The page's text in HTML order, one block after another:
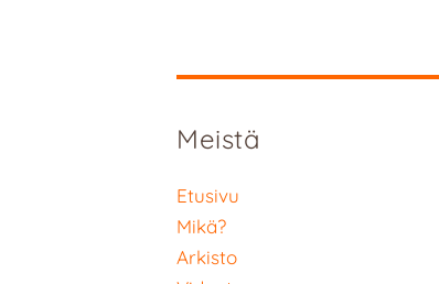
Meistä
Etusivu
Mikä?
Arkisto